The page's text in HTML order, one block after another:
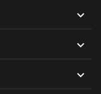


